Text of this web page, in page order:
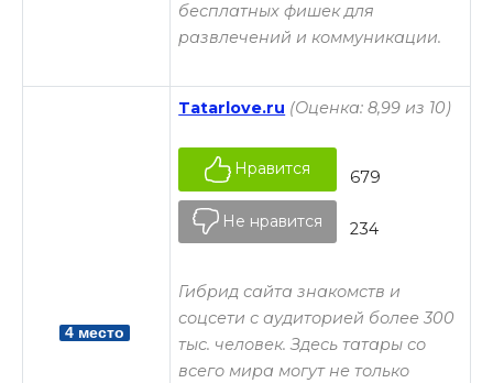
бесплатных фишек для
развлечений и коммуникации.
4 место
Tatarlove.ru (Оценка: 8,99 из 10)
Нравится 679
Не нравится 234
Гибрид сайта знакомств и
соцсети с аудиторией более 300
тыс. человек. Здесь татары со
всего мира могут не только